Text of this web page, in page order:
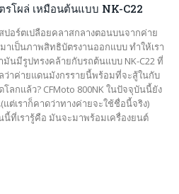
โผล่ เหมือนต้นแบบ NK-C22
ปอร์ตเปลือยคลาสกลางตอนบนจากค่าย
าเป็นภาพสิทธิบัตรงานออกแบบ ทำให้เรา
มีรูปทรงคล้ายกับรถต้นแบบ NK-C22 ที่
ว่าค่ายแดนมังกรรายนี้พร้อมที่จะสู้ในกับ
ลกแล้ว? CFMoto 800NK ในปัจจุบันนี้ยัง
เราก็คาดว่าทางค่ายจะใช้ชื่อนี้จริง)
นี้ที่เรารู้คือ มันจะมาพร้อมเครื่องยนต์